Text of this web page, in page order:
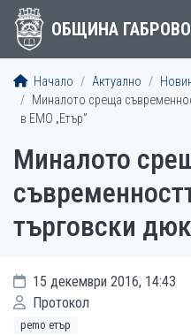
ОБЩИНА ГАБРОВО
Начало Актуално
Миналото среща
в ЕМО „Етър”
Миналото
търговски
15 декември 2016, 14:43
Протокол
рemo етър